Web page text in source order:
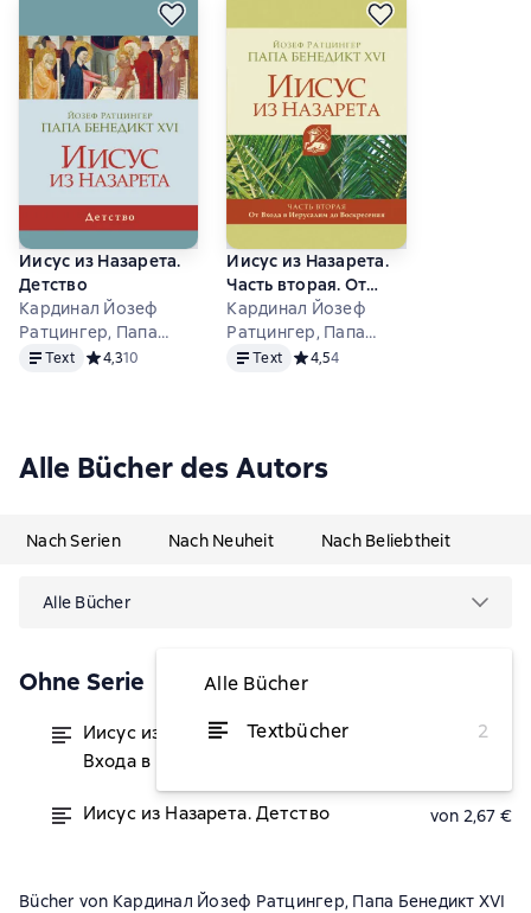
Иисус из Назарета.
Детство
Кардинал Йозеф
Ратцингер, Папа
Бенедикт XVI
TextText Средний рейтинг 4,3 на основе 10 оценок
4,310
Иисус из Назарета.
Часть вторая. От
Входа в Иерусалим
до Воскресения
Кардинал Йозеф
Ратцингер, Папа
Бенедикт XVI
TextText Средний рейтинг 4,5 на основе 4
4,54
Alle Bücher des Autors
Nach Serien Nach Neuheit Nach Beliebtheit
Alle Bücher
Alle Bücher
Textbücher
2
Ohne Serie
Иисус из Назарета. Часть вторая. От
Входа в Иерусалим до Воскресения
von 4,28 €
Иисус из Назарета. Детство von 2,67 €
Bücher von Кардинал Йозеф Ратцингер, Папа Бенедикт XVI